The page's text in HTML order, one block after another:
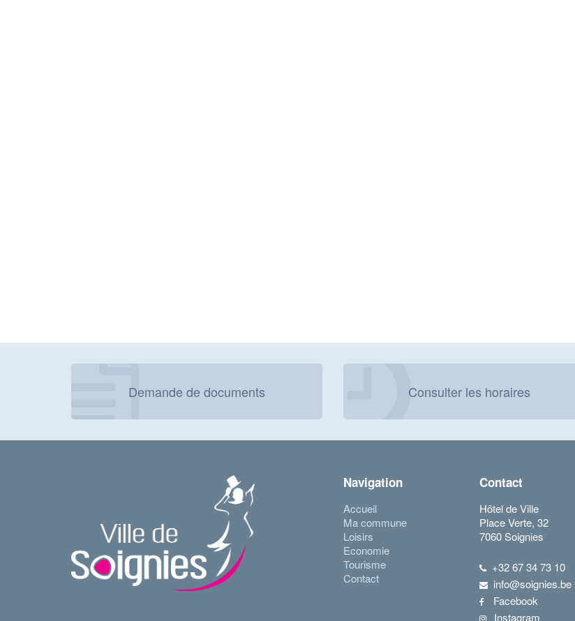
Demande de documents Consulter les horaires
Navigation
Accueil
Ma commune
Loisirs
Economie
Tourisme
Contact
Contact
Hôtel de Ville
Place Verte, 32
7060 Soignies
+32 67 34 73 10
info@soignies.be
Facebook
Instagram